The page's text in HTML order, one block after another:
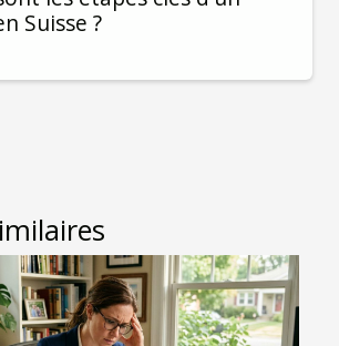
Suisse ?